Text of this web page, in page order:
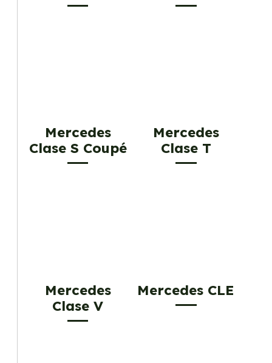
Mercedes
Clase S Coupé
Mercedes
Clase T
Mercedes
Clase V
Mercedes CLE